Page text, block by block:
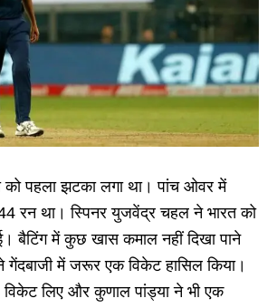
को पहला झटका लगा था। पांच ओवर में
रन था। स्पिनर युजवेंद्र चहल ने भारत को
बैटिंग में कुछ खास कमाल नहीं दिखा पाने
ने गेंदबाजी में जरूर एक विकेट हासिल किया।
लिए और कुणाल पांड्या ने भी एक